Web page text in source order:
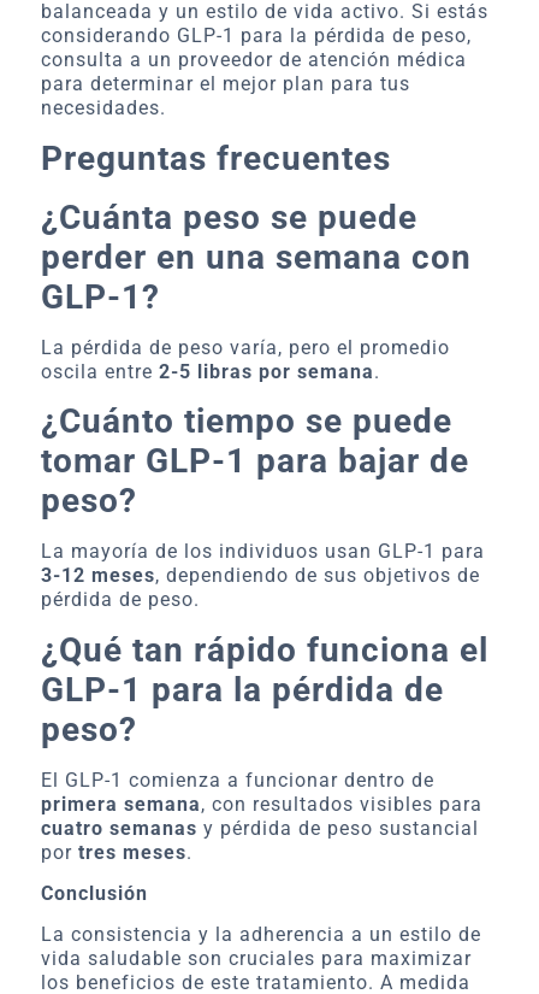
balanceada y un estilo de vida activo. Si estás
considerando GLP-1 para la pérdida de peso,
consulta a un proveedor de atención médica
para determinar el mejor plan para tus
necesidades.
Preguntas frecuentes
¿Cuánta peso se puede
perder en una semana con
GLP-1?
La pérdida de peso varía, pero el promedio
oscila entre 2-5 libras por semana.
¿Cuánto tiempo se puede
tomar GLP-1 para bajar de
peso?
La mayoría de los individuos usan GLP-1 para
3-12 meses, dependiendo de sus objetivos de
pérdida de peso.
¿Qué tan rápido funciona el
GLP-1 para la pérdida de
peso?
El GLP-1 comienza a funcionar dentro de
primera semana, con resultados visibles para
cuatro semanas y pérdida de peso sustancial
por tres meses.
Conclusión
La consistencia y la adherencia a un estilo de
vida saludable son cruciales para maximizar
los beneficios de este tratamiento. A medida